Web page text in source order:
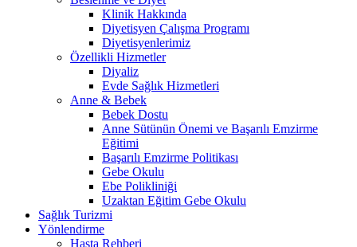
Klinik Hakkında
Diyetisyen Çalışma Programı
Diyetisyenlerimiz
Özellikli Hizmetler
Diyaliz
Evde Sağlık Hizmetleri
Anne & Bebek
Bebek Dostu
Anne Sütünün Önemi ve Başarılı Emzirme
Eğitimi
Başarılı Emzirme Politikası
Gebe Okulu
Ebe Polikliniği
Uzaktan Eğitim Gebe Okulu
Sağlık Turizmi
Yönlendirme
Hasta Rehberi